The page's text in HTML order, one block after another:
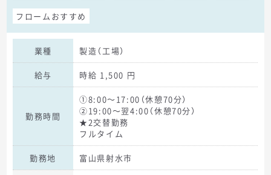
フロームおすすめ
業種 製造（工場）
給与 時給 1,500 円
勤務時間
①8:00～17:00（休憩70分）
②19:00～翌4:00（休憩70分）
★2交替勤務
フルタイム
勤務地 富山県射水市